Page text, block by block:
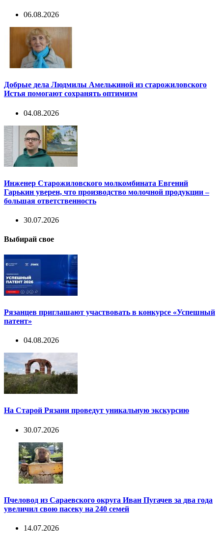
06.08.2026
Добрые дела Людмилы Амелькиной из старожиловского
Истья помогают сохранять оптимизм
04.08.2026
Инженер Старожиловского молкомбината Евгений
Гарькин уверен, что производство молочной продукции –
большая ответственность
30.07.2026
Выбирай свое
Рязанцев приглашают участвовать в конкурсе «Успешный
патент»
04.08.2026
На Старой Рязани проведут уникальную экскурсию
30.07.2026
Пчеловод из Сараевского округа Иван Пугачев за два года
увеличил свою пасеку на 240 семей
14.07.2026